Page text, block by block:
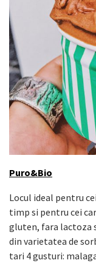
Puro&Bio
Locul ideal pentru
timp si pentru cei
gluten, fara lactoza
din varietatea de
tari 4 gusturi: